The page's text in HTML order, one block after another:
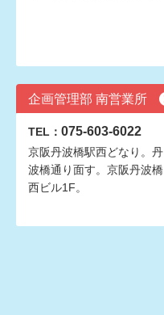
企画管理部 南営業所
TEL： 075-603-6022
京阪丹波橋駅西どなり。丹
波橋通り面す。京阪丹波橋
西ビル1F。